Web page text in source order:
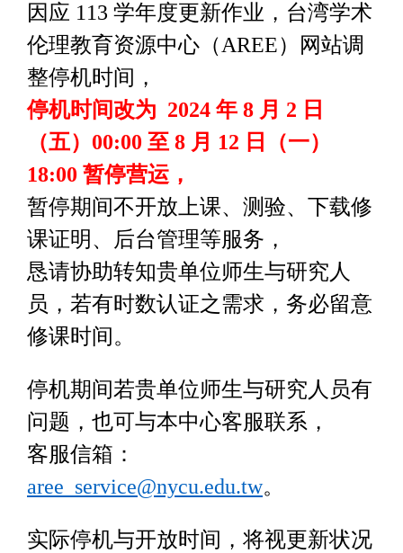
因应 113 学年度更新作业，台湾学术
伦理教育资源中心（AREE）网站调
整停机时间，
停机时间改为 2024 年 8 月 2 日
（五） 00:00 至 8 月 12 日（一）
18:00 暂停营运，
暂停期间不开放上课、测验、下载修
课证明、后台管理等服务，
恳请协助转知贵单位师生与研究人
员，若有时数认证之需求，务必留意
修课时间。
停机期间若贵单位师生与研究人员有
问题，也可与本中心客服联系，
客服信箱：
aree_service@nycu.edu.tw。
实际停机与开放时间，将视更新状况